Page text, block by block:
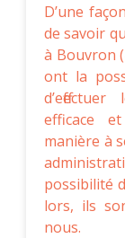
D’une
de savoir
à Bouvron
ont la
efficace
manière à
possibilité
lors, ils
nous.